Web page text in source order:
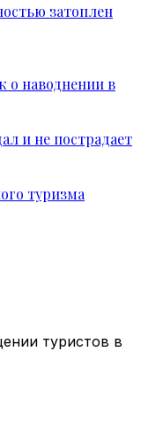
затоплен
наводнении в
и не пострадает
туризма
туристов в